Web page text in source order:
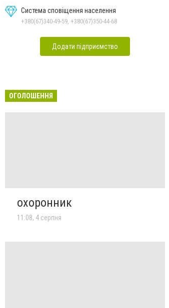
Система сповіщення населення
+380(67)340-49-59, +380(67)350-44-68
Додати підприємство
ОГОЛОШЕННЯ
охоронник
11:08, 4 серпня